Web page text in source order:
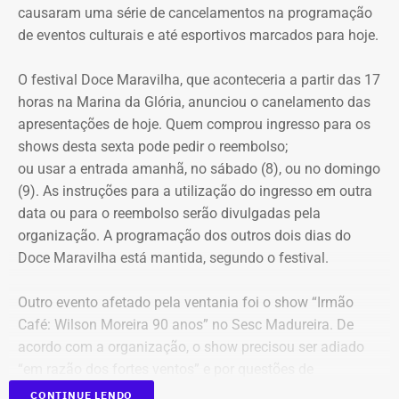
não queria disputar votos com parlamentares que
ajudaram o governo de seu filho em Paracambi.
“A estratégia é de soma, não de competição”, disse.
causaram uma série de cancelamentos na programação
de eventos culturais e até esportivos marcados para hoje.
O festival Doce Maravilha, que aconteceria a partir das 17
horas na Marina da Glória, anunciou o canelamento das
apresentações de hoje. Quem comprou ingresso para os
shows desta sexta pode pedir o reembolso;
ou usar a entrada amanhã, no sábado (8), ou no domingo
(9). As instruções para a utilização do ingresso em outra
data ou para o reembolso serão divulgadas pela
organização. A programação dos outros dois dias do
Doce Maravilha está mantida, segundo o festival.
Outro evento afetado pela ventania foi o show “Irmão
Café: Wilson Moreira 90 anos” no Sesc Madureira. De
acordo com a organização, o show precisou ser adiado
segurança do público, da equipe técnica e dos artistas.
CONTINUE LENDO